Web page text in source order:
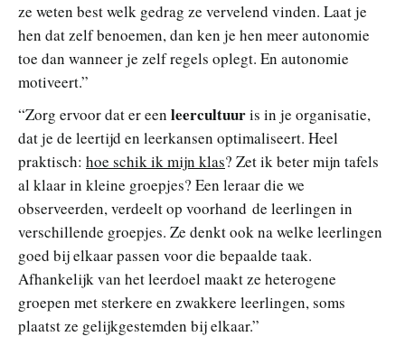
ze weten best welk gedrag ze vervelend vinden. Laat je
hen dat zelf benoemen, dan ken je hen meer autonomie
toe dan wanneer je zelf regels oplegt. En autonomie
motiveert.”
“Zorg ervoor dat er een leercultuuris in je organisatie,
dat je de leertijd en leerkansen optimaliseert. Heel
praktisch: hoe schik ik mijn klas? Zet ik beter mijn tafels
al klaar in kleine groepjes? Een leraar die we
observeerden, verdeelt op voorhand de leerlingen in
verschillende groepjes. Ze denkt ook na welke leerlingen
goed bij elkaar passen voor die bepaalde taak.
Afhankelijk van het leerdoel maakt ze heterogene
groepen met sterkere en zwakkere leerlingen, soms
plaatst ze gelijkgestemden bij elkaar.”